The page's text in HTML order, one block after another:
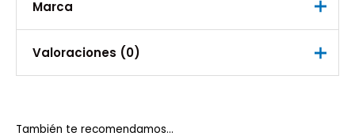
Peso
Marca
Marca
Alacena
Valoraciones (0)
También te recomendamos…